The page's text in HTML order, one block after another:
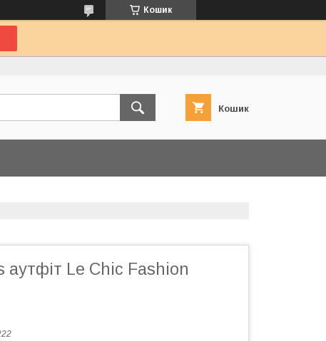
Кошик
Кошик
аутфіт Le Chic Fashion